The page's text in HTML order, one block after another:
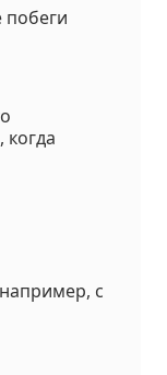
побеги
с